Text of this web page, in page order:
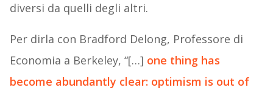
diversi da quelli degli altri.
Per dirla con Bradford Delong, Professore di
Economia a Berkeley, “[…] one thing has
become abundantly clear: optimism is out of